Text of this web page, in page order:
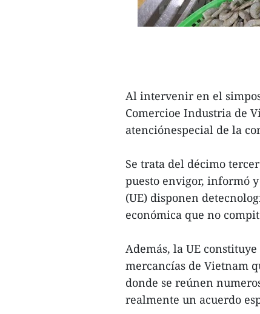
Al intervenir en el
Comercioe Industria de
atenciónespecial de la
Se trata del décimo
puesto envigor, informó
(UE) disponen
económica que no
Además, la UE
mercancías de Vietnam
donde se reúnen
realmente un acuerdo